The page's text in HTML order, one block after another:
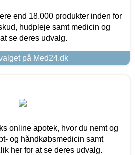
end 18.000 produkter inden for
hudpleje samt medicin og
se deres udvalg.
på Med24.dk
online apotek, hvor du nemt og
og håndkøbsmedicin samt
her for at se deres udvalg.